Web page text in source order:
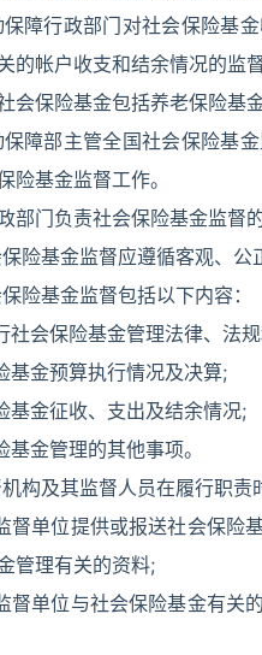
障行政部门对社会保险基
的帐户收支和结余情况的监
会保险基金包括养老保险基
障部主管全国社会保险基
险基金监督工作。
部门负责社会保险基金监督
险基金监督应遵循客观、公
险基金监督包括以下内容：
社会保险基金管理法律、法
基金预算执行情况及决算;
基金征收、支出及结余情况;
金管理的其他事项。
构及其监督人员在履行职责
督单位提供或报送社会保险
管理有关的资料;
督单位与社会保险基金有关